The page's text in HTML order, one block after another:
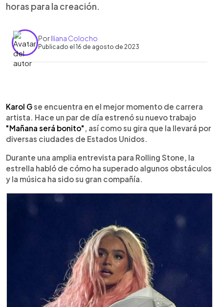
horas para la creación.
PorIliana Colocho
Publicado el 16 de agosto de 2023
► Escuchar artículo
Karol Gse encuentra en el mejor momento de carrera
artista. Hace un par de día estrenó su nuevo trabajo
"Mañana será bonito" , así como su gira que la llevará por
diversas ciudades de Estados Unidos.
Durante una amplia entrevista para Rolling Stone, la
estrella habló de cómo ha superado algunos obstáculos
y la música ha sido su gran compañía.